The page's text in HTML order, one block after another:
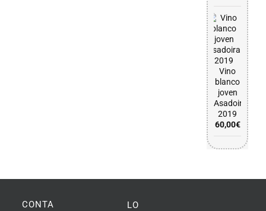
Vino
blanco
joven
Asadoira
2019
60,00€
CONTACTO
LO